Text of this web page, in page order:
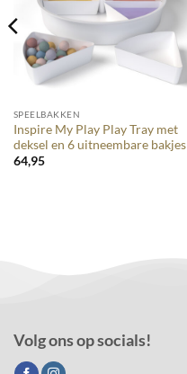
SPEELBAKKEN
Inspire My Play Play Tray met
deksel en 6 uitneembare bakjes
64,95
Volg ons op socials!